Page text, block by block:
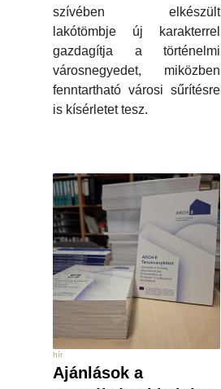
szívében elkészült
lakótömbje új karakterrel
gazdagítja a történelmi
városnegyedet, miközben
fenntartható városi sűrítésre
is kísérletet tesz.
hír
Ajánlások a